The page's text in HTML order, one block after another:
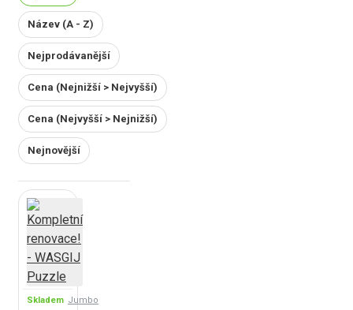
Název (A - Z)
Nejprodávanější
Cena (Nejnižší > Nejvyšší)
Cena (Nejvyšší > Nejnižší)
Nejnovější
Skladem Jumbo